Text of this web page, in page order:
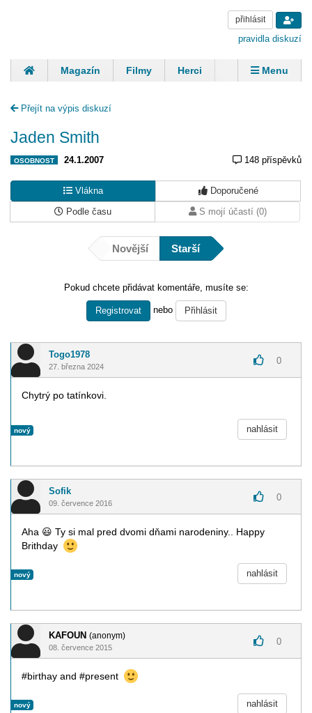
přihlásit
pravidla diskuzí
Magazín Filmy Herci
Zpěváci
Panovníci
Finančníci
Menu
Přejít na výpis diskuzí
Jaden Smith
OSOBNOST 24.1.2007 148 příspěvků
Vlákna
Doporučené
Podle času
S mojí účastí (0)
Novější Starší
Pokud chcete přidávat komentáře, musíte se:
Registrovat nebo Přihlásit
Togo1978
27. března 2024
0
Chytrý po tatínkovi.
nový nahlásit
Sofik
09. července 2016
0
Aha 😃 Ty si mal pred dvomi dňami narodeniny.. Happy
Brithday
nový nahlásit
KAFOUN (anonym)
08. července 2015
0
#birthay and #present
nový nahlásit